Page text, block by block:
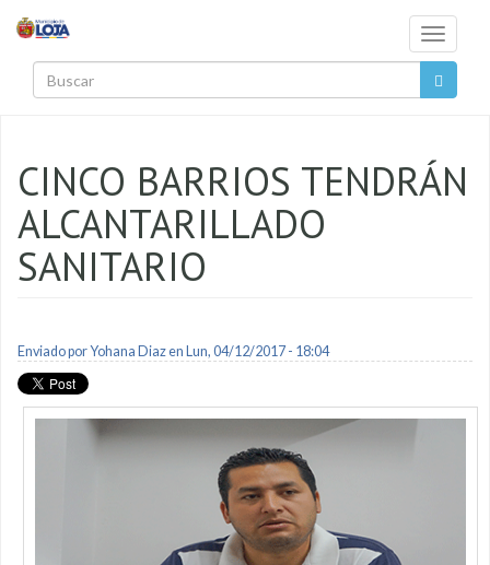
Toggle
CINCO BARRIOS TENDRÁN
ALCANTARILLADO
SANITARIO
Enviado porYohana Diazen Lun, 04/12/2017 - 18:04